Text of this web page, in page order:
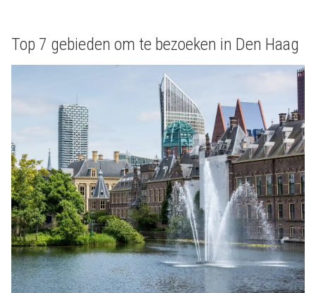
Top 7 gebieden om te bezoeken in Den Haag